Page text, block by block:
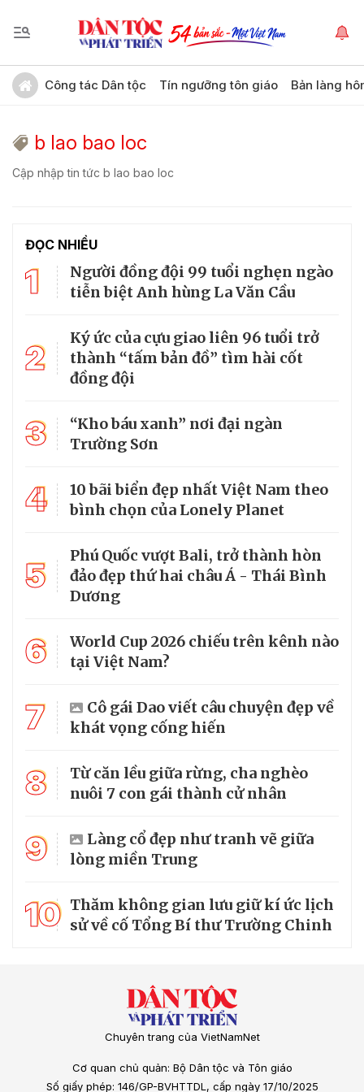
Công tác Dân tộc Tín ngưỡng tôn giáo Bản làng
b lao bao loc
Cập nhập tin tức b lao bao loc
ĐỌC NHIỀU
1
Người đồng đội 99 tuổi nghẹn ngào
tiễn biệt Anh hùng La Văn Cầu
2
Ký ức của cựu giao liên 96 tuổi trở
thành “tấm bản đồ” tìm hài cốt
đồng đội
3
“Kho báu xanh” nơi đại ngàn
Trường Sơn
4
10 bãi biển đẹp nhất Việt Nam theo
bình chọn của Lonely Planet
5
Phú Quốc vượt Bali, trở thành hòn
đảo đẹp thứ hai châu Á - Thái Bình
Dương
6
World Cup 2026 chiếu trên kênh nào
tại Việt Nam?
7
Cô gái Dao viết câu chuyện đẹp về
khát vọng cống hiến
8
Từ căn lều giữa rừng, cha nghèo
nuôi 7 con gái thành cử nhân
9
Làng cổ đẹp như tranh vẽ giữa
lòng miền Trung
10 Thăm không gian lưu giữ kí ức lịch
sử về cố Tổng Bí thư Trường Chinh
Chuyên trang của VietNamNet
Cơ quan chủ quản: Bộ Dân tộc và Tôn giáo
Số giấy phép: 146/GP-BVHTTDL, cấp ngày 17/10/2025